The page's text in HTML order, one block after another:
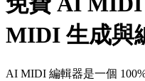
MIDI 生成與
AI MIDI 編輯器是一個